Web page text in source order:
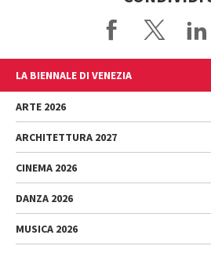
LA BIENNALE DI VENEZIA
L'Istituzione
Cariche istituzionali
Storia
Luoghi
Sponsorship
Sostenibilità ambientale
ARTE 2026
Esposizione
Intervento di Pietrangelo Buttafuoco
Intervento di Koyo Kouoh / La squadra di
Partecipazioni Nazionali
ARCHITETTURA 2027
Mostra
Partecipazioni Nazionali (procedura)
Eventi Collaterali (procedura)
CINEMA 2026
Mostra
Venice Immersive
DANZA 2026
Festival
MUSICA 2026